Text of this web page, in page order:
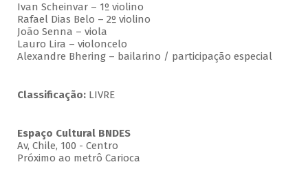
Ivan Scheinvar – 1º violino
Rafael Dias Belo – 2º violino
João Senna – viola
Lauro Lira – violoncelo
Alexandre Bhering – bailarino / participação especial
Classificação:LIVRE
Espaço Cultural BNDES
Av, Chile, 100 - Centro
Próximo ao metrô Carioca